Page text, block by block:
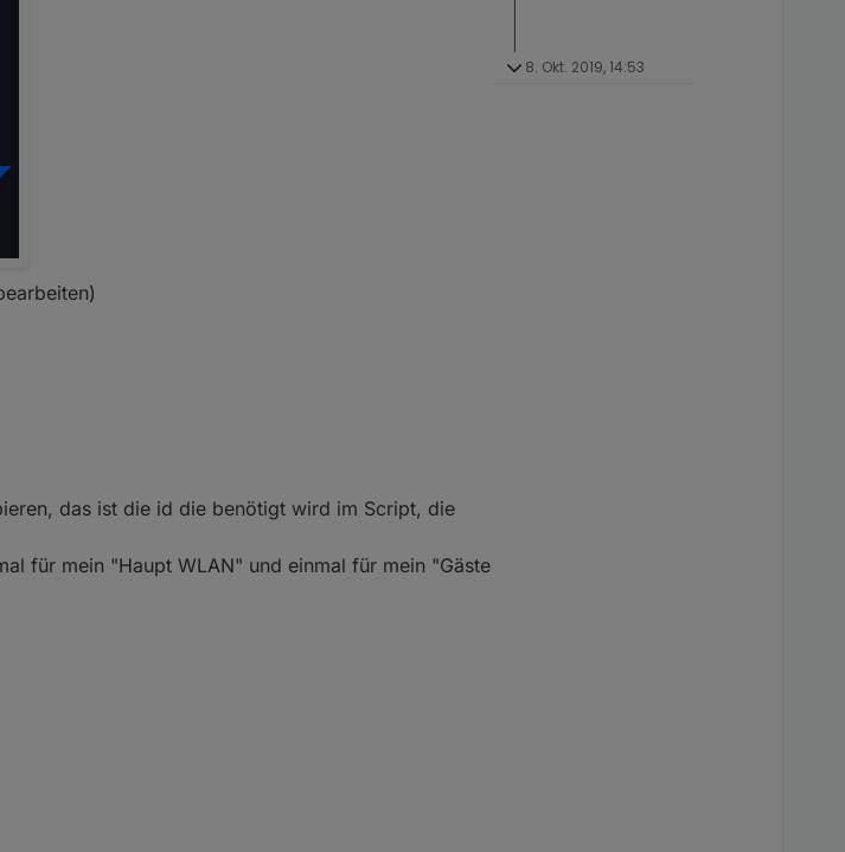
das ist die id die benötigt wird im Script, die
für mein "Haupt WLAN" und einmal für mein "Gäste
8. Okt. 2019, 14:53